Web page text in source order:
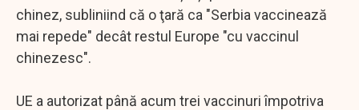
chinez, subliniind că o ţară ca "Serbia vaccinează
mai repede" decât restul Europe "cu vaccinul
chinezesc".
UE a autorizat până acum trei vaccinuri împotriva